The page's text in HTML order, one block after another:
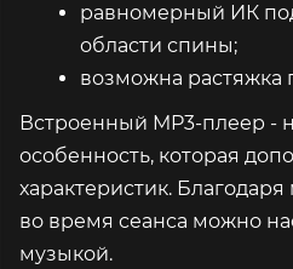
равномерный ИК
области спины;
возможна растяжка
Встроенный MP3-плеер -
особенность, которая
характеристик.
во время сеанса можно
музыкой.